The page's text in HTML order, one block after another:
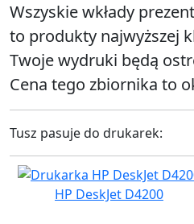
Wszyskie wkłady
to produkty najwyższej
Twoje wydruki będą
Cena tego zbiornika to
Tusz pasuje do drukarek:
HP DeskJet D4200